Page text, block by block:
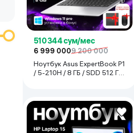
Очки виртуальной
Умные очки
510 344 сум/мес
6 999 0009 200 000
Ноутбук Asus ExpertBook P1
/ 5-210H / 8 ГБ / SDD 512 ГБ